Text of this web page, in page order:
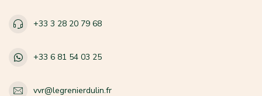
+33 3 28 20 79 68
+33 6 81 54 03 25
vvr@legrenierdulin.fr